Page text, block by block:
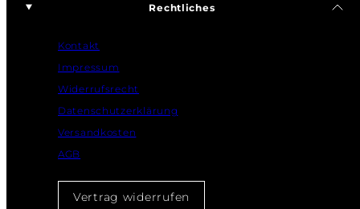
Rechtliches
Kontakt
Impressum
Widerrufsrecht
Datenschutzerklärung
Versandkosten
AGB
Vertrag widerrufen